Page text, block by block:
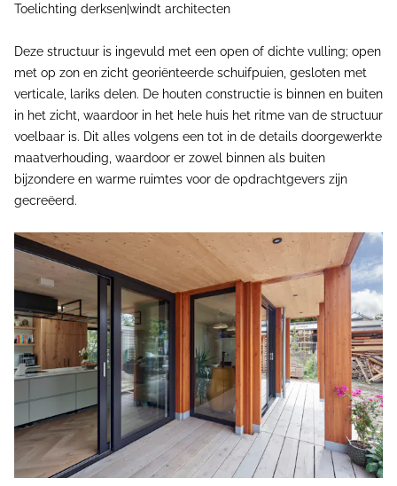
Toelichting derksen|windt architecten
Deze structuur is ingevuld met een open of dichte vulling; open
met op zon en zicht georiënteerde schuifpuien, gesloten met
verticale, lariks delen. De houten constructie is binnen en buiten
in het zicht, waardoor in het hele huis het ritme van de structuur
voelbaar is. Dit alles volgens een tot in de details doorgewerkte
maatverhouding, waardoor er zowel binnen als buiten
bijzondere en warme ruimtes voor de opdrachtgevers zijn
gecreëerd.